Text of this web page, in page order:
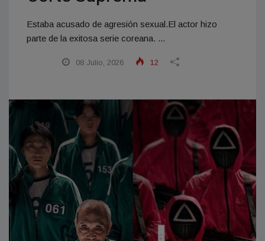
Estaba acusado de agresión sexual.El actor hizo
parte de la exitosa serie coreana. ...
08 Julio, 2026 12